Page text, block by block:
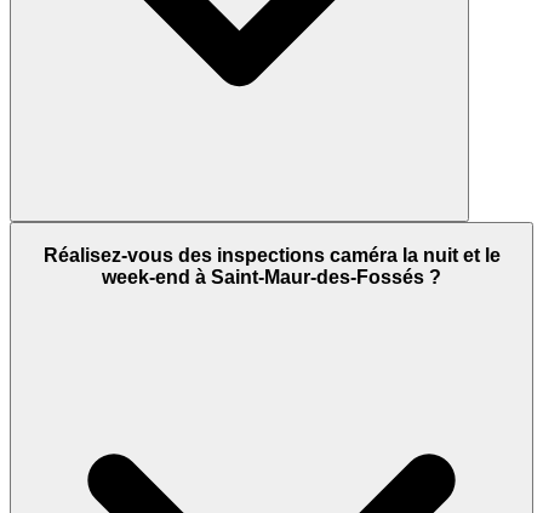
Réalisez-vous des inspections caméra la nuit et le
week-end à Saint-Maur-des-Fossés ?